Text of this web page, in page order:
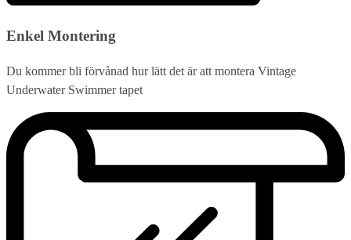
Enkel Montering
Du kommer bli förvånad hur lätt det är att montera Vintage
Underwater Swimmer tapet